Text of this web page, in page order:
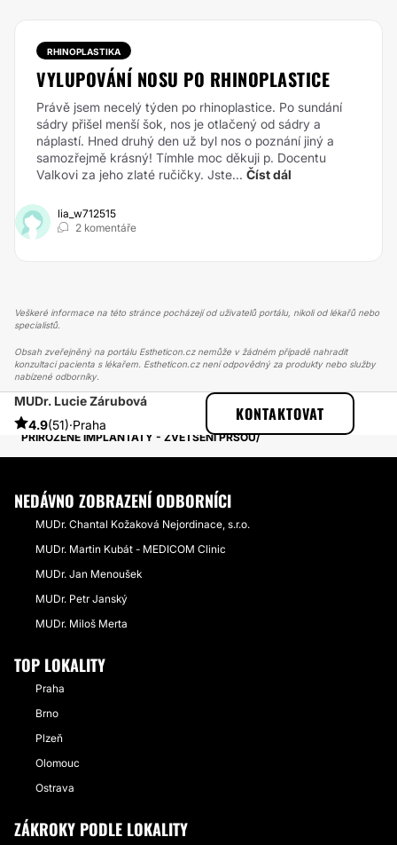
RHINOPLASTIKA
VYLUPOVÁNÍ NOSU PO RHINOPLASTICE
Právě jsem necelý týden po rhinoplastice. Po sundání
sádry přišel menší šok, nos je otlačený od sádry a
náplastí. Hned druhý den už byl nos o poznání jiný a
samozřejmě krásný! Tímhle moc děkuji p. Docentu
Valkovi za jeho zlaté ručičky. Jste... Číst dál
lia_w712515
2 komentáře
Veškeré informace na této stránce pocházejí od uživatelů portálu, nikoli od lékařů nebo
specialistů.
Obsah zveřejněný na portálu Estheticon.cz nemůže v žádném případě nahradit
konzultaci pacienta s lékařem. Estheticon.cz není odpovědný za produkty nebo služby
nabízené odborníky.
MUDr. Lucie Zárubová
4.9(51)·Praha
KONTAKTOVAT
ESTHETICON
PŘÍBĚHY
PŘÍBĚHY TÝKAJÍCÍ SE ZÁKROKU ZVĚTŠENÍ PRSOU
PŘIROZENÉ IMPLANTÁTY - ZVĚTŠENÍ PRSOU
NEDÁVNO ZOBRAZENÍ ODBORNÍCI
MUDr. Chantal Kožaková Nejordinace, s.r.o.
MUDr. Martin Kubát - MEDICOM Clinic
MUDr. Jan Menoušek
MUDr. Petr Janský
MUDr. Miloš Merta
TOP LOKALITY
Praha
Brno
Plzeň
Olomouc
Ostrava
ZÁKROKY PODLE LOKALITY